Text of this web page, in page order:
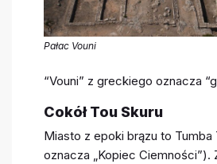
Pałac Vouni
“Vouni” z greckiego oznacza
Cokół Tou Skuru
Miasto z epoki brązu to Tumba
oznacza „Kopiec Ciemności”).